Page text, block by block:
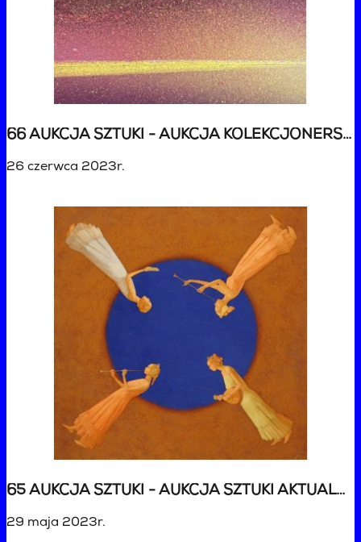
66 AUKCJA SZTUKI - AUKCJA KOLEKCJONERSKA
26 czerwca 2023r.
65 AUKCJA SZTUKI - AUKCJA SZTUKI AKTUALNEJ
29 maja 2023r.